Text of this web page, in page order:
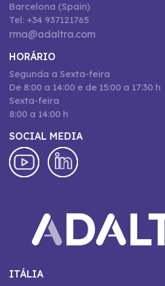
Barcelona (Spain)
Tel: +34 937121765
rma@adaltra.com
HORÁRIO
Segunda a Sexta-feira
De 8:00 a 14:00 e de 15:00 a 17:30 h
Sexta-feira
8:00 a 14:00 h
SOCIAL MEDIA
ITÁLIA